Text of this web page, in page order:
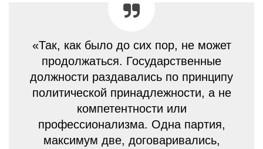
«Так, как было до сих пор, не может
продолжаться. Государственные
должности раздавались по принципу
политической принадлежности, а не
компетентности или
профессионализма. Одна партия,
максимум две, договаривались,